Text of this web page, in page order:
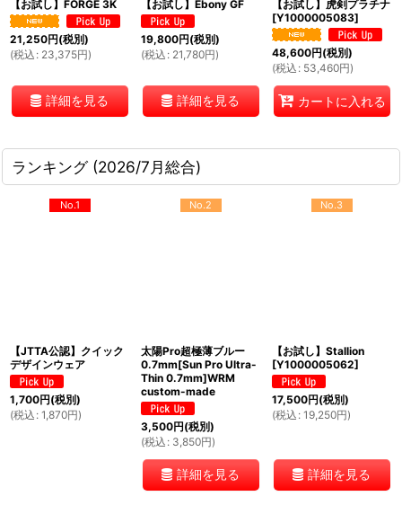
【お試し】FORGE 3K
21,250円(税別)
(税込 : 23,375円)
詳細を見る
【お試し】Ebony GF
19,800円(税別)
(税込 : 21,780円)
詳細を見る
【お試し】虎剣プラチナ
[Y1000005083]
48,600円(税別)
(税込 : 53,460円)
カートに入れる
ランキング (2026/7月総合)
No.1
【JTTA公認】クイック
デザインウェア
1,700円(税別)
(税込 : 1,870円)
No.2
太陽Pro超極薄ブルー
0.7mm[Sun Pro Ultra-
Thin 0.7mm]WRM
custom-made
3,500円(税別)
(税込 : 3,850円)
詳細を見る
No.3
【お試し】Stallion
[Y1000005062]
17,500円(税別)
(税込 : 19,250円)
詳細を見る